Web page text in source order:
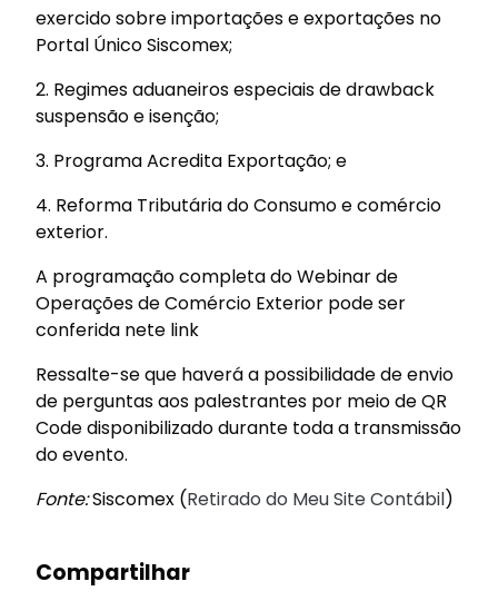
exercido sobre importações e exportações no
Portal Único Siscomex;
2. Regimes aduaneiros especiais de drawback
suspensão e isenção;
3. Programa Acredita Exportação; e
4. Reforma Tributária do Consumo e comércio
exterior.
A programação completa do Webinar de
Operações de Comércio Exterior pode ser
conferida nete link
Ressalte-se que haverá a possibilidade de envio
de perguntas aos palestrantes por meio de QR
Code disponibilizado durante toda a transmissão
do evento.
Fonte:Siscomex (Retirado do Meu Site Contábil)
Compartilhar